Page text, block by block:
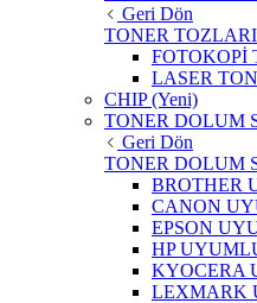
Geri Dön
TONER TOZLARI
FOTOKOPİ
LASER
CHIP (Yeni)
TONER DOLUM
Geri Dön
TONER DOLUM
BROTHER
CANON
EPSON
HP
KYOCERA
LEXMARK